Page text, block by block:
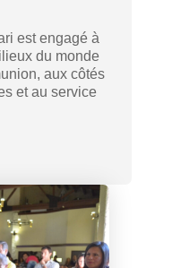
est engagé à
du monde
aux côtés
et au service